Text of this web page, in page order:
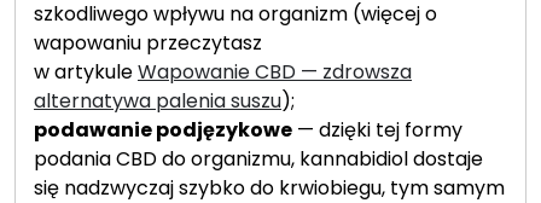
szkodliwego wpływu na organizm (więcej o
wapowaniu przeczytasz
w artykuleWapowanie CBD — zdrowsza
alternatywa palenia suszu);
podawanie podjęzykowe — dzięki tej formy
podania CBD do organizmu, kannabidiol dostaje
się nadzwyczaj szybko do krwiobiegu, tym samym